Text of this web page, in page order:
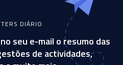
DIÁRIO
seu e-mail o resumo das
de actividades,